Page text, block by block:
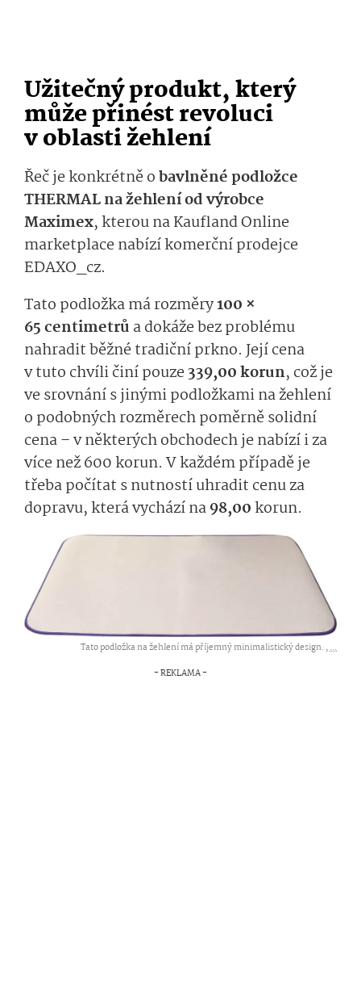
Užitečný produkt, který
může přinést revoluci
v oblasti žehlení
Řeč je konkrétně obavlněné podložce
THERMAL na žehlení od výrobce
Maximex, kterou na Kaufland Online
marketplace nabízí komerční prodejce
EDAXO_cz.
Tato podložka má rozměry100 ×
65 centimetrů a dokáže bez problému
nahradit běžné tradiční prkno. Její cena
v tuto chvíli činí pouze339,00 korun, což je
ve srovnání s jinými podložkami na žehlení
o podobných rozměrech poměrně solidní
cena – v některých obchodech je nabízí i za
více než 600 korun. V každém případě je
třeba počítat s nutností uhradit cenu za
dopravu, která vychází na98,00 korun.
Tato podložka na žehlení má příjemný minimalistický design. ,...